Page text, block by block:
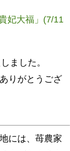
ました。
りがとうござ
には、苺農家